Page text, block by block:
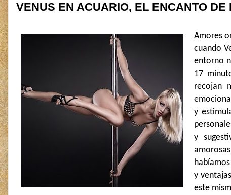
VENUS EN ACUARIO, EL ENCANTO DE
Amores
cuando
entorno
17
recojan
y
y
y
este